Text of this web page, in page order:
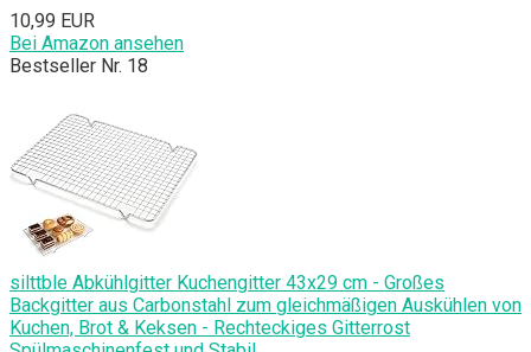
10,99 EUR
Bei Amazon ansehen
Bestseller Nr. 18
silttble Abkühlgitter Kuchengitter 43x29 cm - Großes
Backgitter aus Carbonstahl zum gleichmäßigen Auskühlen von
Kuchen, Brot & Keksen - Rechteckiges Gitterrost